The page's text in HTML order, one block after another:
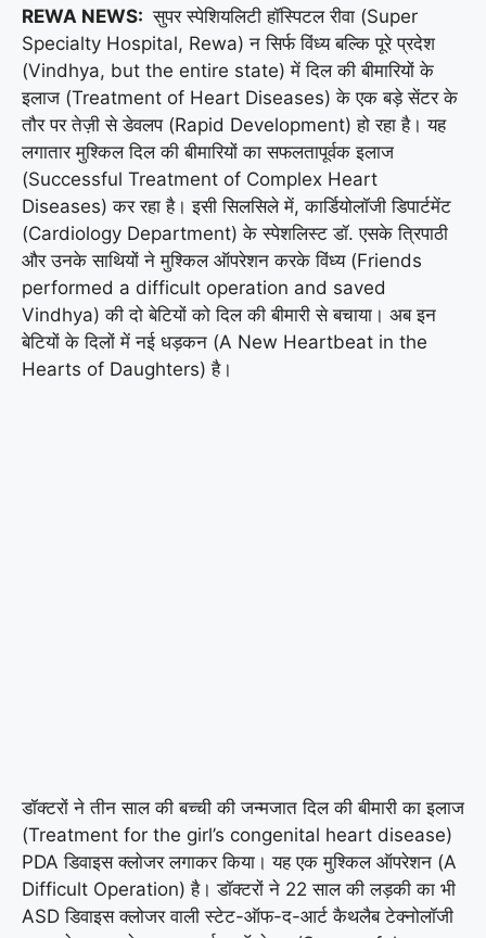
REWA NEWS: सुपर स्पेशियलिटी हॉस्पिटल रीवा (Super
Specialty Hospital, Rewa) न सिर्फ विंध्य बल्कि पूरे प्रदेश
(Vindhya, but the entire state) में दिल की बीमारियों के
इलाज (Treatment of Heart Diseases) के एक बड़े सेंटर के
तौर पर तेज़ी से डेवलप (Rapid Development) हो रहा है। यह
लगातार मुश्किल दिल की बीमारियों का सफलतापूर्वक इलाज
(Successful Treatment of Complex Heart
Diseases) कर रहा है। इसी सिलसिले में, कार्डियोलॉजी डिपार्टमेंट
(Cardiology Department) के स्पेशलिस्ट डॉ. एसके त्रिपाठी
और उनके साथियों ने मुश्किल ऑपरेशन करके विंध्य (Friends
performed a difficult operation and saved
Vindhya) की दो बेटियों को दिल की बीमारी से बचाया। अब इन
बेटियों के दिलों में नई धड़कन (A New Heartbeat in the
Hearts of Daughters) है।
डॉक्टरों ने तीन साल की बच्ची की जन्मजात दिल की बीमारी का इलाज
(Treatment for the girl’s congenital heart disease)
PDA डिवाइस क्लोजर लगाकर किया। यह एक मुश्किल ऑपरेशन (A
Difficult Operation) है। डॉक्टरों ने 22 साल की लड़की का भी
ASD डिवाइस क्लोजर वाली स्टेट-ऑफ-द-आर्ट कैथलैब टेक्नोलॉजी